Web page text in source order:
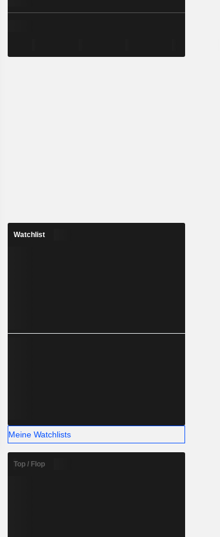
Watchlist
Meine Watchlists
Top / Flop